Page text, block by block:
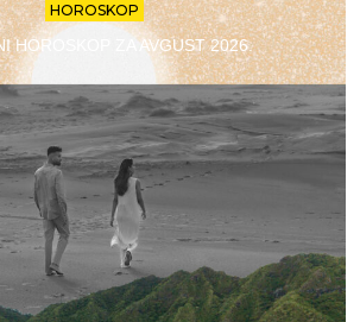
HOROSKOP
HOROSKOP ZA AVGUST 2026.